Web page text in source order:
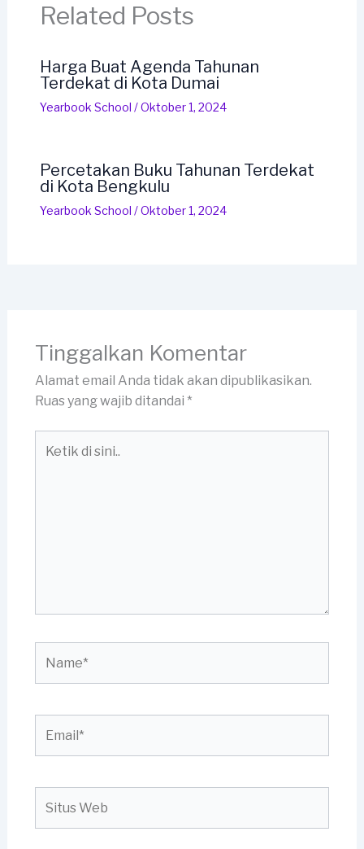
Related Posts
Harga Buat Agenda Tahunan
Terdekat di Kota Dumai
Yearbook School /Oktober 1, 2024
Percetakan Buku Tahunan Terdekat
di Kota Bengkulu
Yearbook School /Oktober 1, 2024
Tinggalkan Komentar
Alamat email Anda tidak akan dipublikasikan.
Ruas yang wajib ditandai *
Web